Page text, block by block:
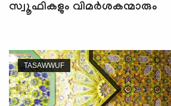
സ്വൂഫികളും വിമര്‍ശകന്മാരും
TASAWWUF